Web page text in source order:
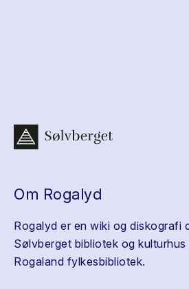
Om Rogalyd
Rogalyd er en wiki og diskografi
Sølvberget bibliotek og
Rogaland fylkesbibliotek.